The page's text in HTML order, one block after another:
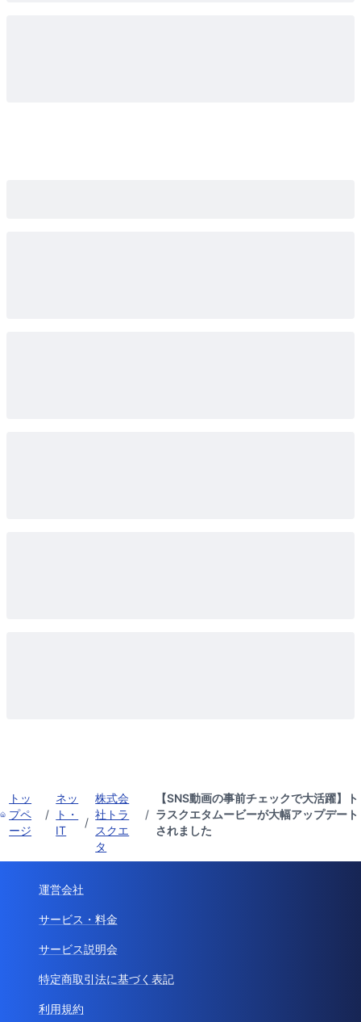
トッ
プペ
ージ
/
ネッ
ト・
IT
/
株式会
社トラ
スクエ
タ
/
【SNS動画の事前チェックで大活躍】ト
ラスクエタムービーが大幅アップデート
されました
運営会社
サービス・料金
サービス説明会
特定商取引法に基づく表記
利用規約